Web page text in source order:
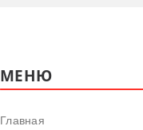
МЕНЮ
Главная